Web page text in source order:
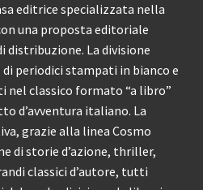
editrice specializzata nella
una proposta editoriale
distribuzione. La divisione
periodici stampati in bianco e
nel classico formato “a libro”
d’avventura italiano. La
grazie alla linea Cosmo
di storie d’azione, thriller,
classici d’autore, tutti